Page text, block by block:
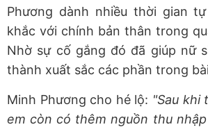
Phương dành nhiều thời gian
khắc với chính bản thân trong
Nhờ sự cố gắng đó đã giúp nữ
thành xuất sắc các phần trong
Minh Phương cho hé lộ: "Sau khi
em còn có thêm nguồn thu